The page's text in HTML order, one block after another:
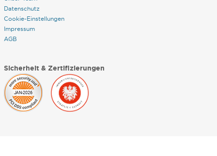
Datenschutz
Cookie-Einstellungen
Impressum
AGB
Sicherheit & Zertifizierungen